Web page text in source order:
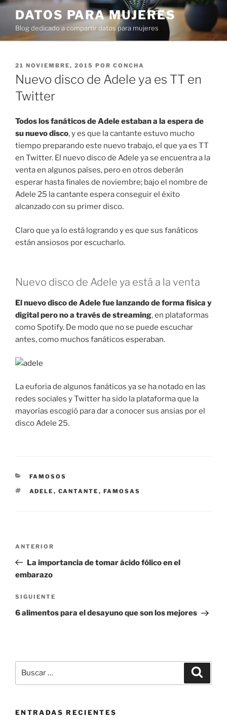
Ir
contenido
DATOS PARA MUJERES
Blog dedicado a compartir datos para mujeres
PUBLICADO
EN
21 NOVIEMBRE, 2015 POR CONCHA
Nuevo disco de Adele ya es TT en
Twitter
Todos los fanáticos de Adele estaban a la espera de
su nuevo disco, y es que la cantante estuvo mucho
tiempo preparando este nuevo trabajo, el que ya es TT
en Twitter. El nuevo disco de Adele ya se encuentra a la
venta en algunos países, pero en otros deberán
esperar hasta finales de noviembre; bajo el nombre de
Adele 25 la cantante espera conseguir el éxito
alcanzado con su primer disco.
Claro que ya lo está logrando y es que sus fanáticos
están ansiosos por escucharlo.
Nuevo disco de Adele ya está a la venta
El nuevo disco de Adele fue lanzando de forma física y
digital pero no a través de streaming, en plataformas
como Spotify. De modo que no se puede escuchar
antes, como muchos fanáticos esperaban.
La euforia de algunos fanáticos ya se ha notado en las
redes sociales y Twitter ha sido la plataforma que la
mayorías escogió para dar a conocer sus ansias por el
disco Adele 25.
CATEGORÍAS
FAMOSOS
ETIQUETAS
ADELE , CANTANTE , FAMOSAS
entradas
Entrada
anterior:
ANTERIOR
La importancia de tomar ácido fólico en el
embarazo
Siguiente
entrada
SIGUIENTE
6 alimentos para el desayuno que son los mejores
por:
ENTRADAS RECIENTES